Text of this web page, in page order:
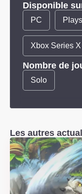
Disponible
PC
Xbox Series X
Nombre de
Solo
Les autres